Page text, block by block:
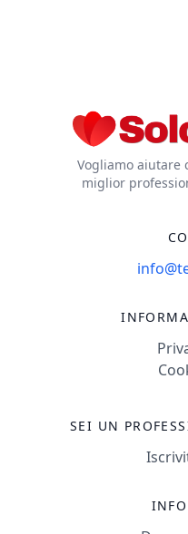
Vogliamo aiutare
miglior
SEI UN